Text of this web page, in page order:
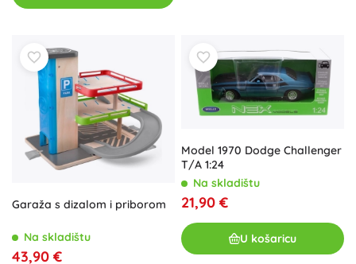
Garaža s dizalom i priborom
Na skladištu
43,90 €
Model 1970 Dodge Challenger
T/A 1:24
Na skladištu
21,90 €
U košaricu